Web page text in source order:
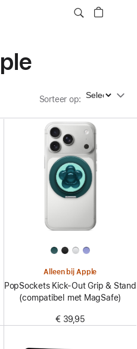
Sorteer op: Sorteer op
Alleen bij Apple
PopSockets Kick-Out Grip & Stand
(compatibel met MagSafe)
€ 39,95